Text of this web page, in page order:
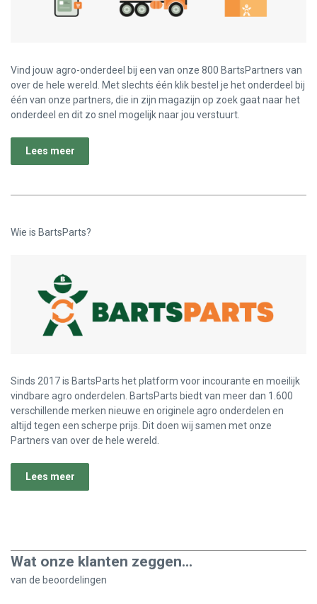
Vind jouw agro-onderdeel bij een van onze 800 BartsPartners van
over de hele wereld. Met slechts één klik bestel je het onderdeel bij
één van onze partners, die in zijn magazijn op zoek gaat naar het
onderdeel en dit zo snel mogelijk naar jou verstuurt.
Lees meer
Wie is BartsParts?
Sinds 2017 is BartsParts het platform voor incourante en moeilijk
vindbare agro onderdelen. BartsParts biedt van meer dan 1.600
verschillende merken nieuwe en originele agro onderdelen en
altijd tegen een scherpe prijs. Dit doen wij samen met onze
Partners van over de hele wereld.
Lees meer
Wat onze klanten zeggen...
van de beoordelingen